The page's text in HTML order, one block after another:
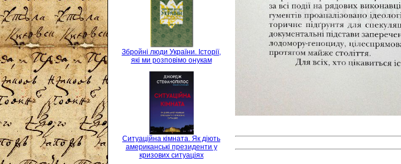
Збройні люди України. Історії,
які ми розповімо онукам
Ситуаційна кімната. Як діють
американські президенти у
кризових ситуаціях